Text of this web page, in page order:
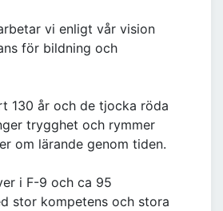
vi enligt vår vision
för bildning och
130 år och de tjocka röda
trygghet och rymmer
om lärande genom tiden.
i F-9 och ca 95
stor kompetens och stora